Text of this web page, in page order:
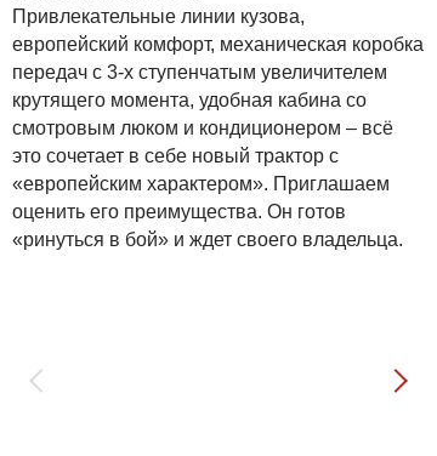
Привлекательные линии кузова,
европейский комфорт, механическая коробка
передач с 3-х ступенчатым увеличителем
крутящего момента, удобная кабина со
смотровым люком и кондиционером – всё
это сочетает в себе новый трактор с
«европейским характером». Приглашаем
оценить его преимущества. Он готов
«ринуться в бой» и ждет своего владельца.